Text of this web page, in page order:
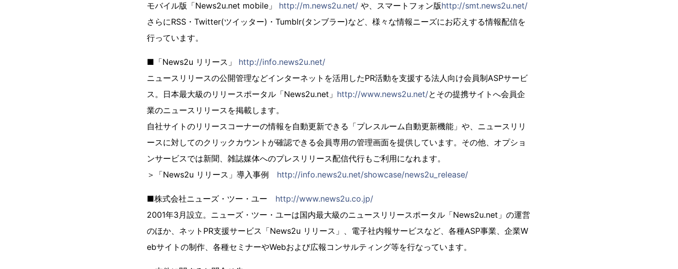
モバイル版「News2u.net mobile」 http://m.news2u.net/ や、スマートフォン版http://smt.news2u.net/
さらにRSS・Twitter(ツイッター)・Tumblr(タンブラー)など、様々な情報ニーズにお応えする情報配信を
行っています。
■「News2u リリース」 http://info.news2u.net/
ニュースリリースの公開管理などインターネットを活用したPR活動を支援する法人向け会員制ASPサービ
ス。日本最大級のリリースポータル「News2u.net」 http://www.news2u.net/とその提携サイトへ会員企
業のニュースリリースを掲載します。
自社サイトのリリースコーナーの情報を自動更新できる「プレスルーム自動更新機能」や、ニュースリリ
ースに対してのクリックカウントが確認できる会員専用の管理画面を提供しています。その他、オプショ
ンサービスでは新聞、雑誌媒体へのプレスリリース配信代行もご利用になれます。
＞「News2u リリース」導入事例 http://info.news2u.net/showcase/news2u_release/
■株式会社ニューズ・ツー・ユー http://www.news2u.co.jp/
2001年3月設立。ニューズ・ツー・ユーは国内最大級のニュースリリースポータル「News2u.net」の運営
のほか、ネットPR支援サービス「News2u リリース」、電子社内報サービスなど、各種ASP事業、企業W
ebサイトの制作、各種セミナーやWebおよび広報コンサルティング等を行なっています。